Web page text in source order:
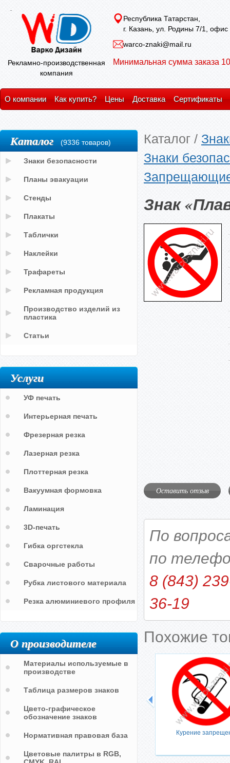
Рекламно-производственная
компания
Республика Татарстан,
г. Казань, ул. Родины 7/1, офис
warco-znaki@mail.ru
Минимальная сумма заказа
О компании Как купить? Цены Доставка Сертификаты
Каталог /
Знаки
Знак
Оставить отзыв
По
по
8 (843)
36-19
Похожие
Курение
Каталог (9336 товаров)
Знаки безопасности
Планы эвакуации
Стенды
Плакаты
Таблички
Наклейки
Трафареты
Рекламная продукция
Производство изделий из
пластика
Статьи
Услуги
УФ печать
Интерьерная печать
Фрезерная резка
Лазерная резка
Плоттерная резка
Вакуумная формовка
Ламинация
3D-печать
Гибка оргстекла
Сварочные работы
Рубка листового материала
Резка алюминиевого профиля
О производителе
Материалы используемые в
производстве
Таблица размеров знаков
Цвето-графическое
обозначение знаков
Нормативная правовая база
Цветовые палитры в RGB,